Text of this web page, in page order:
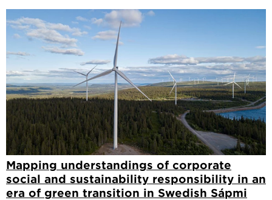
Mapping understandings of corporate
social and sustainability responsibility in an
era of green transition in Swedish Sápmi